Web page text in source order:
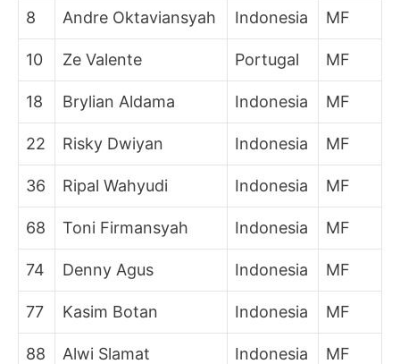
8 Andre Oktaviansyah Indonesia MF
10 Ze Valente Portugal MF
18 Brylian Aldama Indonesia MF
22 Risky Dwiyan Indonesia MF
36 Ripal Wahyudi Indonesia MF
68 Toni Firmansyah Indonesia MF
74 Denny Agus Indonesia MF
77 Kasim Botan Indonesia MF
88 Alwi Slamat Indonesia MF